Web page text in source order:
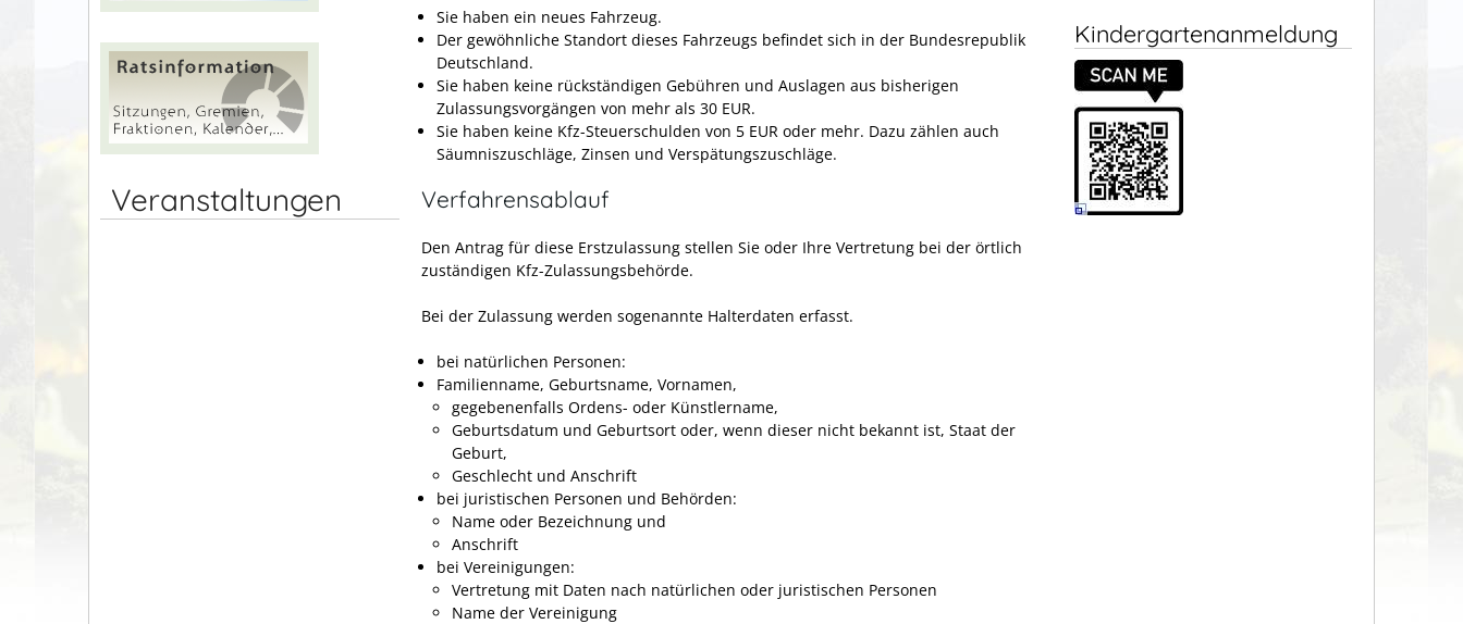
Veranstaltungen
Sie haben ein neues Fahrzeug.
Der gewöhnliche Standort dieses Fahrzeugs befindet sich in der Bundesrepublik
Deutschland.
Sie haben keine rückständigen Gebühren und Auslagen aus bisherigen
Zulassungsvorgängen von mehr als 30 EUR.
Sie haben keine Kfz-Steuerschulden von 5 EUR oder mehr. Dazu zählen auch
Säumniszuschläge, Zinsen und Verspätungszuschläge.
Verfahrensablauf
Den Antrag für diese Erstzulassung stellen Sie oder Ihre Vertretung bei der örtlich
zuständigen Kfz-Zulassungsbehörde.
Bei der Zulassung werden sogenannte Halterdaten erfasst.
bei natürlichen Personen:
Familienname, Geburtsname, Vornamen,
gegebenenfalls Ordens- oder Künstlername,
Geburtsdatum und Geburtsort oder, wenn dieser nicht bekannt ist, Staat der
Geburt,
Geschlecht und Anschrift
bei juristischen Personen und Behörden:
Name oder Bezeichnung und
Anschrift
bei Vereinigungen:
Vertretung mit Daten nach natürlichen oder juristischen Personen
Name der Vereinigung
Kindergartenanmeldung